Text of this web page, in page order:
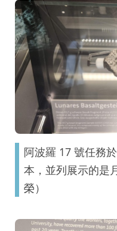
阿波羅 17 號任務
本，並列展示的是
榮）